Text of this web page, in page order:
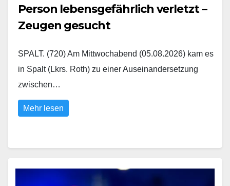
Person lebensgefährlich verletzt –
Zeugen gesucht
SPALT. (720) Am Mittwochabend (05.08.2026) kam es
in Spalt (Lkrs. Roth) zu einer Auseinandersetzung
zwischen…
Mehr lesen